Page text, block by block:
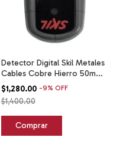
Detector Digital Skil Metales
Cables Cobre Hierro 50mm
551 Gris Y Negro
$1,280.00 -9% OFF
$1,400.00